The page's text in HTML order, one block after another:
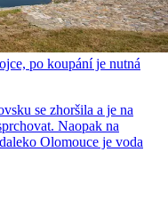
po koupání je nutná
se zhoršila a je na
Naopak na
Olomouce je voda